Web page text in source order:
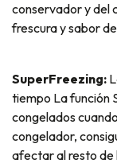
conservador y del
frescura y sabor
SuperFreezing:
tiempo La función
congelados
congelador,
afectar al resto de